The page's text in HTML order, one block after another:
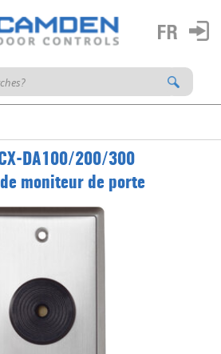
DA100/200/300
moniteur de porte